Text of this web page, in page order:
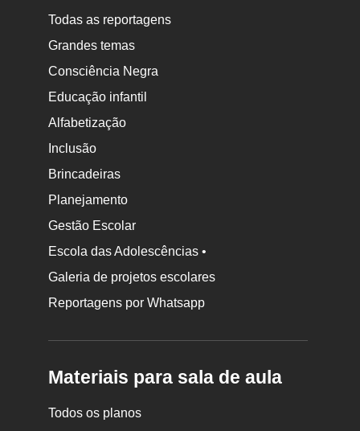
Todas as reportagens
Grandes temas
Consciência Negra
Educação infantil
Alfabetização
Inclusão
Brincadeiras
Planejamento
Gestão Escolar
Escola das Adolescências •
Galeria de projetos escolares
Reportagens por Whatsapp
Materiais para sala de aula
Todos os planos